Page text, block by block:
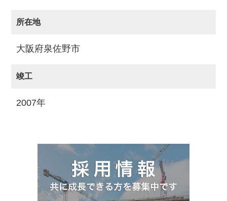
所在地
大阪府泉佐野市
竣工
2007年